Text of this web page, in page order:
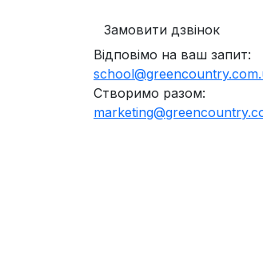
Замовити дзвінок
Відповімо на ваш запит:
Створимо разом: